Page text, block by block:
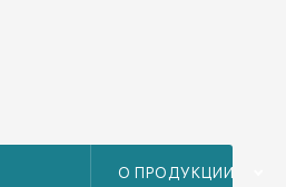
О ПРОДУКЦИИ